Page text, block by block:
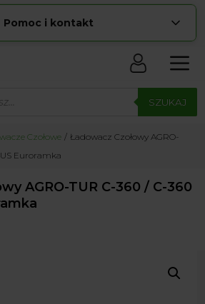
Pomoc i kontakt
pokaż numer
... pokaż numer
pokaż e-mail
SZUKAJ
Czołowe
Ładowacz Czołowy AGRO-
Euroramka
AGRO-TUR C-360 / C-360